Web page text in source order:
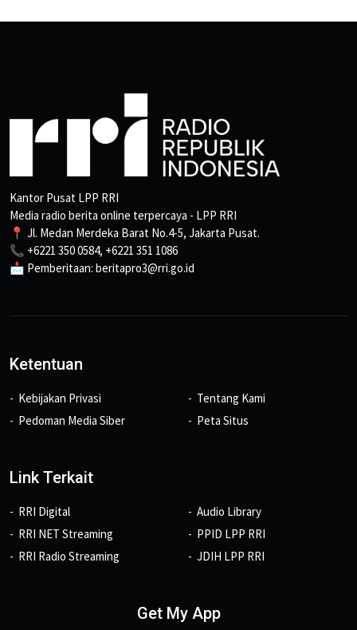
Kantor Pusat LPP RRI
Media radio berita online terpercaya - LPP RRI
📍 Jl. Medan Merdeka Barat No.4-5, Jakarta Pusat.
📞 +6221 350 0584, +6221 351 1086
📩 Pemberitaan: beritapro3@rri.go.id
Ketentuan
Kebijakan Privasi
Pedoman Media Siber
Tentang Kami
Peta Situs
Link Terkait
RRI Digital
RRI NET Streaming
RRI Radio Streaming
Audio Library
PPID LPP RRI
JDIH LPP RRI
Get My App